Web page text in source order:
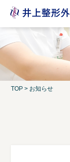
TOP> お知らせ